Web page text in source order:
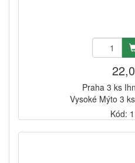
Praha 3 ks
Vysoké Mýto 3
Kód: